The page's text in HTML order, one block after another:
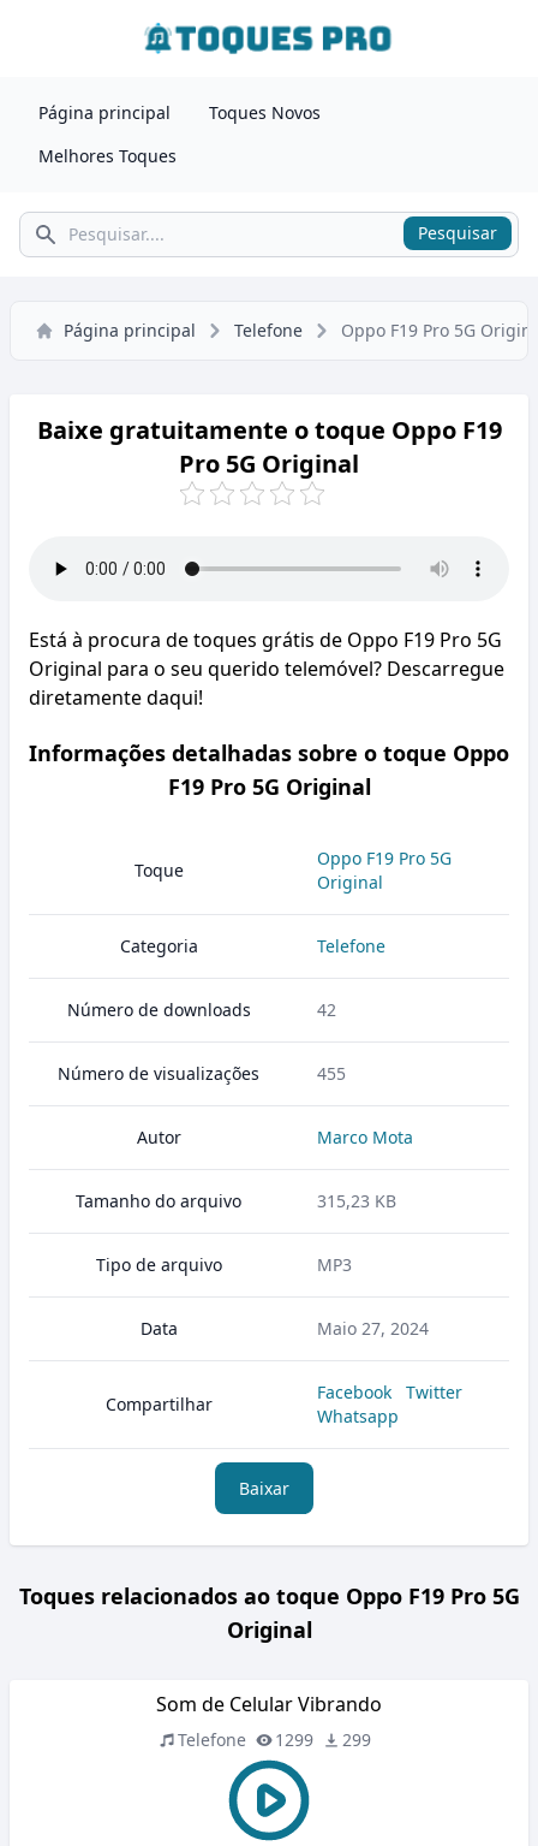
Página principal
Toques Novos
Melhores Toques
Pesquisar Pesquisar
Página principal Telefone Oppo F19 Pro 5G
Baixe gratuitamente o toque Oppo F19
Pro 5G Original
Está à procura de toques grátis de Oppo F19 Pro 5G
Original para o seu querido telemóvel? Descarregue
diretamente daqui!
Informações detalhadas sobre o toque Oppo
F19 Pro 5G Original
Toque
Oppo F19 Pro 5G
Original
Categoria Telefone
Número de downloads 42
Número de visualizações 455
Autor Marco Mota
Tamanho do arquivo 315,23 KB
Tipo de arquivo MP3
Data Maio 27, 2024
Compartilhar
Facebook
Twitter
Whatsapp
Baixar
Toques relacionados ao toque Oppo F19 Pro 5G
Original
Som de Celular Vibrando
Telefone 1299 299